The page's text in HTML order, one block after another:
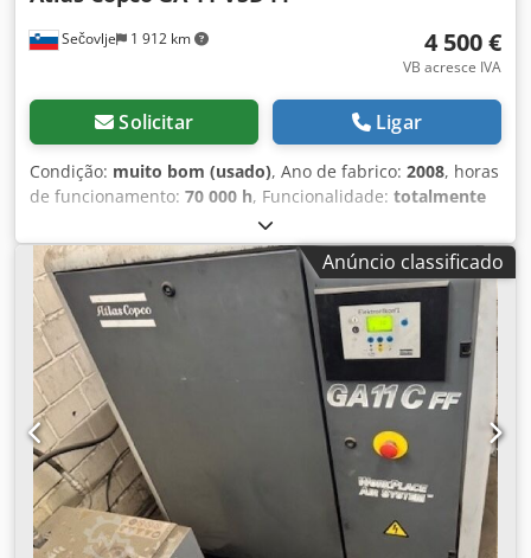
Sečovlje 1 912 km 4 500 €
VB acresce IVA
Solicitar Ligar
Condição: muito bom (usado), Ano de fabrico: 2008, horas
de funcionamento: 70 000 h, Funcionalidade: totalmente
, número da máquina/veículo:
comprimento total:976 mm, largura total:595 mm, altura
total:1 212 mm, capacidade do tanque de combustível:
500 l , pressão de funcionamento: 10 barra, pressão (min.):
13 barra , nível de ruído: , tipo de refrigeração:
Equipamento:
documentação / manual, secador por
refrigeração
, À venda compressor de parafuso ATLAS
COPCO GA 11 VSD FF Crsdey Ud Ibspfx Alnef - Tipo: GA 11
VSD FF - Ano: 2008 - Nº de série: API161729 - Potência: 11
kW À venda um compressor de parafuso bem conservado,
com filtro de ar e reservatório de expansão de 500 litros.
Faixa de trabalho entre 3 e 13 bar. O equipamento está
totalmente funcional. A máquina está ligada à rede
elétrica e pronta para testes.
Anúncio classificado